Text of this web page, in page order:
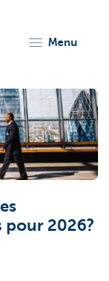
menu
pour 2026?